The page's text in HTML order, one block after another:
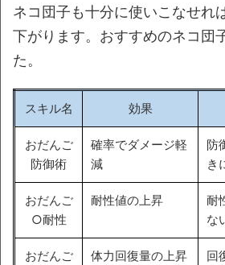
ネコ団子も十分に使いこなせれ
下がります。おすすめのネコ団
た。
スキル名 効果
おだんご
防御術
確率でダメージ軽
減
防
き
おだんご
○耐性
耐性値の上昇
耐
な
おだんご
体力回復量の上昇
回